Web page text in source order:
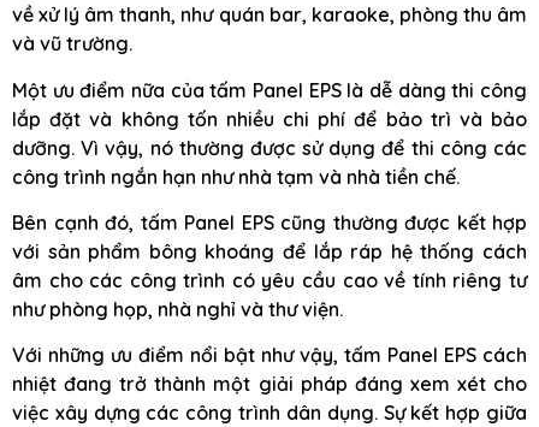
về xử lý âm thanh, như quán bar, karaoke, phòng thu âm
và vũ trường.
Một ưu điểm nữa của tấm Panel EPS là dễ dàng thi công
lắp đặt và không tốn nhiều chi phí để bảo trì và bảo
dưỡng. Vì vậy, nó thường được sử dụng để thi công các
công trình ngắn hạn như nhà tạm và nhà tiền chế.
Bên cạnh đó, tấm Panel EPS cũng thường được kết hợp
với sản phẩm bông khoáng để lắp ráp hệ thống cách
âm cho các công trình có yêu cầu cao về tính riêng tư
như phòng họp, nhà nghỉ và thư viện.
Với những ưu điểm nổi bật như vậy, tấm Panel EPS cách
nhiệt đang trở thành một giải pháp đáng xem xét cho
việc xây dựng các công trình dân dụng. Sự kết hợp giữa